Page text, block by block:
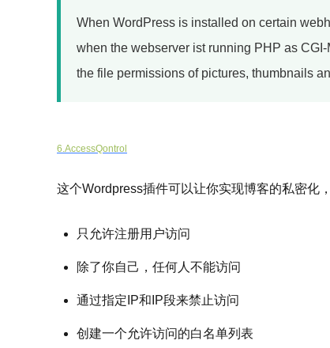
When WordPress is installed on certain
when the webserver ist running PHP as
the file permissions of pictures, thumbnails
6.AccessQontrol
这个Wordpress插件可以让你实现博客的私密化
只允许注册用户访问
除了你自己，任何人不能访问
通过指定IP和IP段来禁止访问
创建一个允许访问的白名单列表